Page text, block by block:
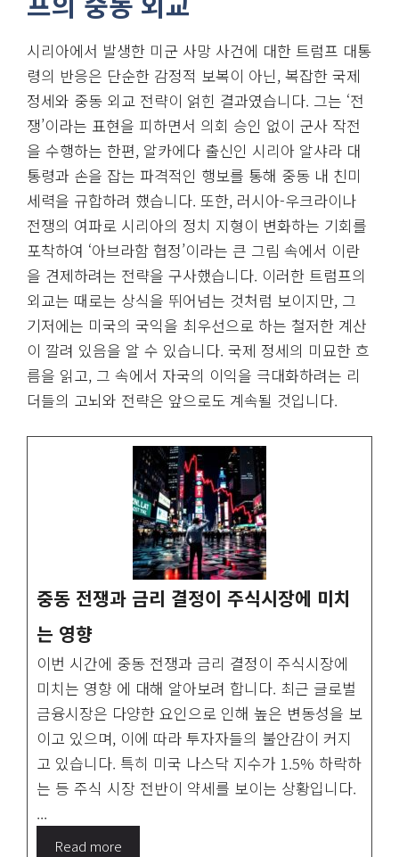
시리아에서 발생한 미군 사망 사건에 대한 트럼프 대통
령의 반응은 단순한 감정적 보복이 아닌, 복잡한 국제
정세와 중동 외교 전략이 얽힌 결과였습니다. 그는 ‘전
쟁’이라는 표현을 피하면서 의회 승인 없이 군사 작전
을 수행하는 한편, 알카에다 출신인 시리아 알샤라 대
통령과 손을 잡는 파격적인 행보를 통해 중동 내 친미
세력을 규합하려 했습니다. 또한, 러시아-우크라이나
전쟁의 여파로 시리아의 정치 지형이 변화하는 기회를
포착하여 ‘아브라함 협정’이라는 큰 그림 속에서 이란
을 견제하려는 전략을 구사했습니다. 이러한 트럼프의
외교는 때로는 상식을 뛰어넘는 것처럼 보이지만, 그
기저에는 미국의 국익을 최우선으로 하는 철저한 계산
이 깔려 있음을 알 수 있습니다. 국제 정세의 미묘한 흐
름을 읽고, 그 속에서 자국의 이익을 극대화하려는 리
더들의 고뇌와 전략은 앞으로도 계속될 것입니다.
중동 전쟁과 금리 결정이 주식시장에 미치
는 영향
이번 시간에 중동 전쟁과 금리 결정이 주식시장에
미치는 영향 에 대해 알아보려 합니다. 최근 글로벌
금융시장은 다양한 요인으로 인해 높은 변동성을 보
이고 있으며, 이에 따라 투자자들의 불안감이 커지
고 있습니다. 특히 미국 나스닥 지수가 1.5% 하락하
는 등 주식 시장 전반이 약세를 보이는 상황입니다.
...
Read more